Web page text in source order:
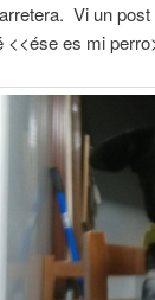
Vi un
<<ése es mi